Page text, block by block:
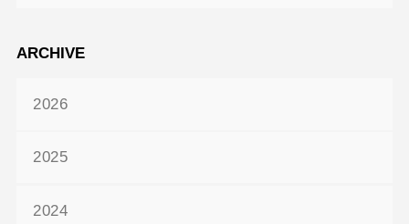
ARCHIVE
2026
2025
2024